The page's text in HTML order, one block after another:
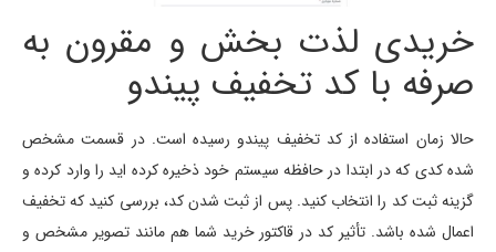
خریدی لذت بخش و مقرون به
صرفه با کد تخفیف پیندو
حالا زمان استفاده از کد تخفیف پیندو رسیده است. در قسمت مشخص
شده کدی که در ابتدا در حافظه سیستم خود ذخیره کرده اید را وارد کرده و
گزینه ثبت کد را انتخاب کنید. پس از ثبت شدن کد، بررسی کنید که تخفیف
اعمال شده باشد. تأثیر کد در قاکتور خرید شما هم مانند تصویر مشخص و